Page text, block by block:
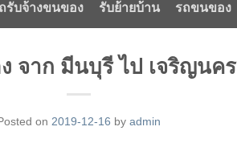
รับจ้างขนของ รับย้ายบ้าน รถขนของ
จาก มีนบุรี ไป เจริญนคร
on 2019-12-16 by admin